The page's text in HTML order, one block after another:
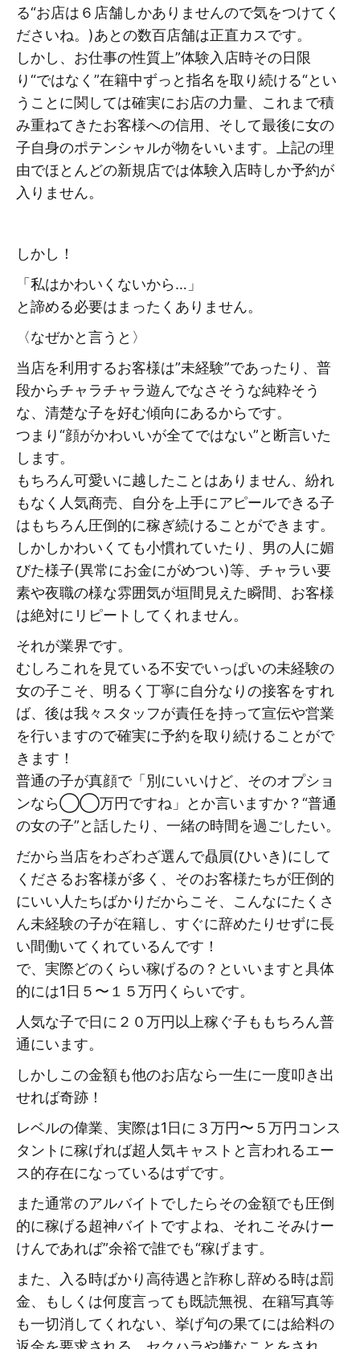
る“お店は６店舗しかありませんので気をつけてく
ださいね。)あとの数百店舗は正直カスです。
しかし、お仕事の性質上”体験入店時その日限
り“ではなく”在籍中ずっと指名を取り続ける“とい
うことに関しては確実にお店の力量、これまで積
み重ねてきたお客様への信用、そして最後に女の
子自身のポテンシャルが物をいいます。上記の理
由でほとんどの新規店では体験入店時しか予約が
入りません。
しかし！
「私はかわいくないから…」
と諦める必要はまったくありません。
〈なぜかと言うと〉
当店を利用するお客様は”未経験”であったり、普
段からチャラチャラ遊んでなさそうな純粋そう
な、清楚な子を好む傾向にあるからです。
つまり“顔がかわいいが全てではない”と断言いた
します。
もちろん可愛いに越したことはありません、紛れ
もなく人気商売、自分を上手にアピールできる子
はもちろん圧倒的に稼ぎ続けることができます。
しかしかわいくても小慣れていたり、男の人に媚
びた様子(異常にお金にがめつい)等、チャラい要
素や夜職の様な雰囲気が垣間見えた瞬間、お客様
は絶対にリピートしてくれません。
それが業界です。
むしろこれを見ている不安でいっぱいの未経験の
女の子こそ、明るく丁寧に自分なりの接客をすれ
ば、後は我々スタッフが責任を持って宣伝や営業
を行いますので確実に予約を取り続けることがで
きます！
普通の子が真顔で「別にいいけど、そのオプショ
ンなら◯◯万円ですね」とか言いますか？“普通
の女の子”と話したり、一緒の時間を過ごしたい。
だから当店をわざわざ選んで贔屓(ひいき)にして
くださるお客様が多く、そのお客様たちが圧倒的
にいい人たちばかりだからこそ、こんなにたくさ
ん未経験の子が在籍し、すぐに辞めたりせずに長
い間働いてくれているんです！
で、実際どのくらい稼げるの？といいますと具体
的には1日５〜１５万円くらいです。
人気な子で日に２０万円以上稼ぐ子ももちろん普
通にいます。
しかしこの金額も他のお店なら一生に一度叩き出
せれば奇跡！
レベルの偉業、実際は1日に３万円〜５万円コンス
タントに稼げれば超人気キャストと言われるエー
ス的存在になっているはずです。
また通常のアルバイトでしたらその金額でも圧倒
的に稼げる超神バイトですよね、それこそみけー
けんであれば”余裕で誰でも“稼げます。
また、入る時ばかり高待遇と詐称し辞める時は罰
金、もしくは何度言っても既読無視、在籍写真等
も一切消してくれない、挙げ句の果てには給料の